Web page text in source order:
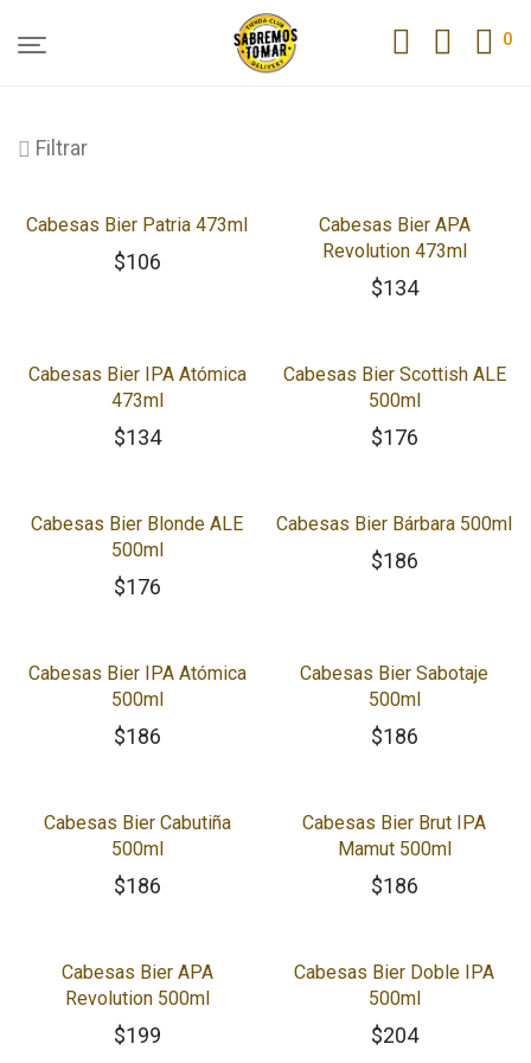
0
Filtrar
Cabesas Bier Patria 473ml
$106
Cabesas Bier APA
Revolution 473ml
$134
Cabesas Bier IPA Atómica
473ml
$134
Cabesas Bier Scottish ALE
500ml
$176
Cabesas Bier Blonde ALE
500ml
$176
Cabesas Bier Bárbara 500ml
$186
Cabesas Bier IPA Atómica
500ml
$186
Cabesas Bier Sabotaje
500ml
$186
Cabesas Bier Cabutiña
500ml
$186
Cabesas Bier Brut IPA
Mamut 500ml
$186
Cabesas Bier APA
Revolution 500ml
$199
Cabesas Bier Doble IPA
500ml
$204